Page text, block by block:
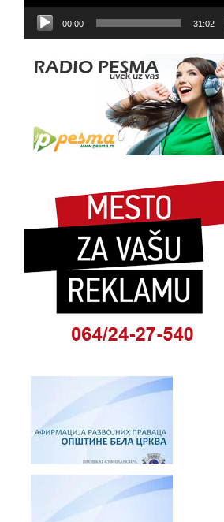
00:00 31:02